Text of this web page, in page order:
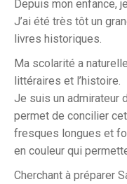
Depuis mon enfance,
J’ai été très tôt un
livres historiques.
Ma scolarité a
littéraires et l’histoire.
Je suis un admirateur
permet de concilier
fresques longues et
en couleur qui
Cherchant à préparer